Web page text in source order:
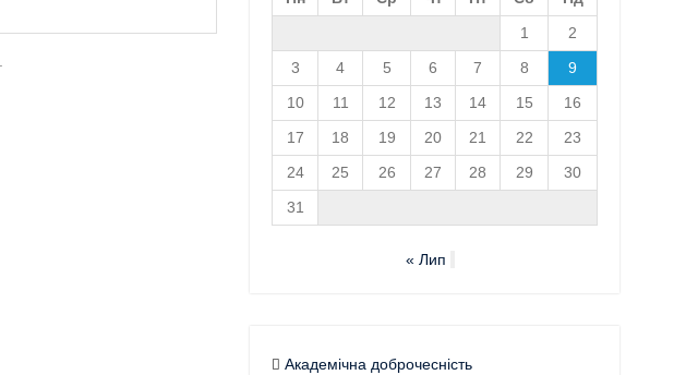
1
2
3
4 5 6 7 8
9
10
11 12 13 14 15
16
17
18 19 20 21 22
23
24
25 26 27 28 29
30
31
« Лип
Академічна доброчесність